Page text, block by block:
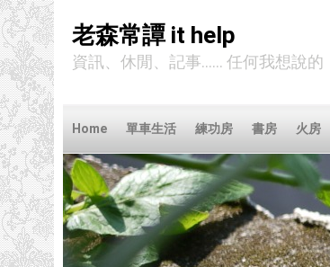
老森常譚 it help
資訊、休閒、記事...... 任何我想說的
Home 單車生活 練功房 書房 火房